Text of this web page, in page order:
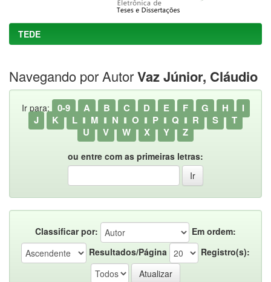
TEDE
Navegando por AutorVaz Júnior, Cláudio
Ir para: 0-9 A B C D E F G H
I
J
K L M N O P Q R S
T
U
V W X Y Z
ou entre com as primeiras letras:
Classificar por:
Em ordem:
Resultados/Página
Registro(s):